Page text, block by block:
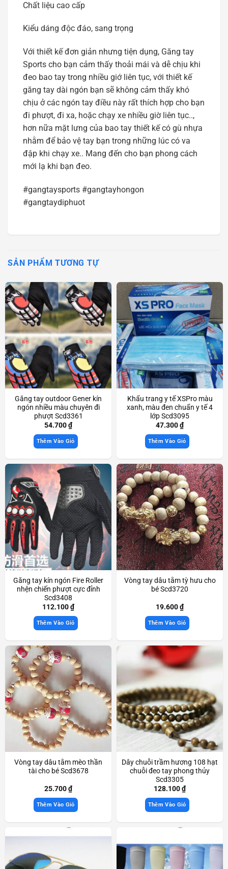
Chất liệu cao cấp
Kiểu dáng độc đáo, sang trọng
Với thiết kế đơn giản nhưng tiện dụng, Găng tay
Sports cho bạn cảm thấy thoải mái và dễ chịu khi
đeo bao tay trong nhiều giớ liên tục, với thiết kế
găng tay dài ngón bạn sẽ không cảm thấy khó
chịu ở các ngón tay điều này rất thích hợp cho bạn
đi phượt, đi xa, hoặc chạy xe nhiều giờ liên tục..,
hơn nữa mặt lưng của bao tay thiết kế có gù nhựa
nhằm để bảo vệ tay bạn trong những lúc có va
đập khi chạy xe.. Mang đến cho bạn phong cách
mới lạ khi bạn đeo.
#gangtaysports #gangtayhongon
#gangtaydiphuot
SẢN PHẨM TƯƠNG TỰ
Găng tay outdoor Gener kín
ngón nhiều màu chuyên đi
phượt Scd3361
54.700₫
Thêm Vào Giỏ
Khẩu trang y tế XSPro màu
xanh, màu đen chuẩn y tế 4
lớp Scd3095
47.300₫
Thêm Vào Giỏ
Găng tay kín ngón Fire Roller
nhện chiến phượt cực đỉnh
Scd3408
112.100₫
Thêm Vào Giỏ
Vòng tay dâu tằm tỳ hưu cho
bé Scd3720
19.600₫
Thêm Vào Giỏ
Vòng tay dâu tằm mèo thần
tài cho bé Scd3678
25.700₫
Thêm Vào Giỏ
Dây chuỗi trầm hương 108 hạt
chuỗi đeo tay phong thủy
Scd3305
128.100₫
Thêm Vào Giỏ